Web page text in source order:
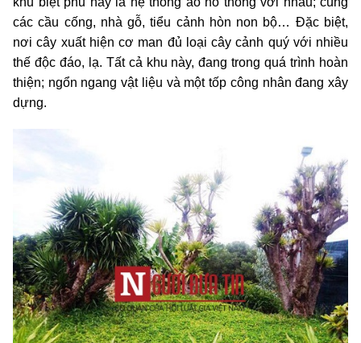
các cầu cống, nhà gỗ, tiểu cảnh hòn non bộ… Đặc biệt,
nơi cây xuất hiện cơ man đủ loại cây cảnh quý với nhiều
thế độc đáo, lạ. Tất cả khu này, đang trong quá trình hoàn
thiện; ngổn ngang vật liệu và một tốp công nhân đang xây
dựng.